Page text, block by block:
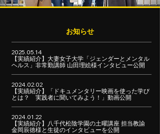
お知らせ
2025.05.14
【実績紹介】大妻女子大学「ジェンダーとメンタル
ヘルス」非常勤講師 山田理絵様インタビュー公開
2024.02.02
【実績紹介】「ドキュメンタリー映画を使った学び
とは？ 実践者に聞いてみよう！」動画公開
2024.01.22
【実績紹介】八千代松陰学園の土曜講座 担当教諭
金岡辰徳様と生徒のインタビューを公開